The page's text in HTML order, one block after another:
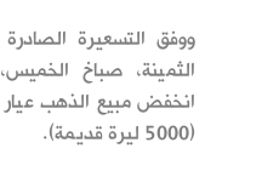
ووفق التسعيرة
(5000 ليرة قديمة).